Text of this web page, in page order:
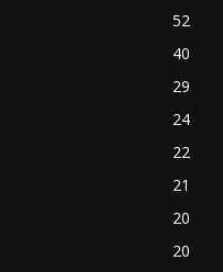
52
40
29
24
22
21
20
20